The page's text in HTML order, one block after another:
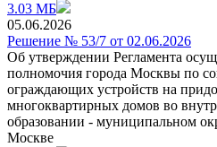
3.03 МБ
05.06.2026
Решение № 53/7 от 02.06.2026
Об утверждении Регламента
полномочия города Москвы по
ограждающих устройств на
многоквартирных домов во
образовании - муниципальном
Москве